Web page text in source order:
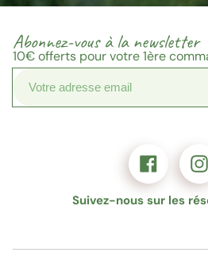
Abonnez-vous à la newsletter
10€offerts pour votre 1ère
Suivez-nous sur les